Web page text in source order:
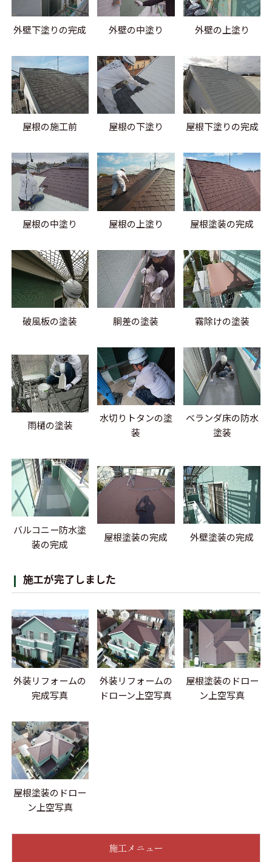
外壁下塗りの完成 外壁の中塗り 外壁の上塗り
屋根の施工前 屋根の下塗り 屋根下塗りの完成
屋根の中塗り 屋根の上塗り 屋根塗装の完成
破風板の塗装 胴差の塗装 霧除けの塗装
雨樋の塗装
水切りトタンの塗
装
ベランダ床の防水
塗装
バルコニー防水塗
装の完成
屋根塗装の完成 外壁塗装の完成
施工が完了しました
外装リフォームの
完成写真
外装リフォームの
ドローン上空写真
屋根塗装のドロー
ン上空写真
屋根塗装のドロー
ン上空写真
施工メニュー